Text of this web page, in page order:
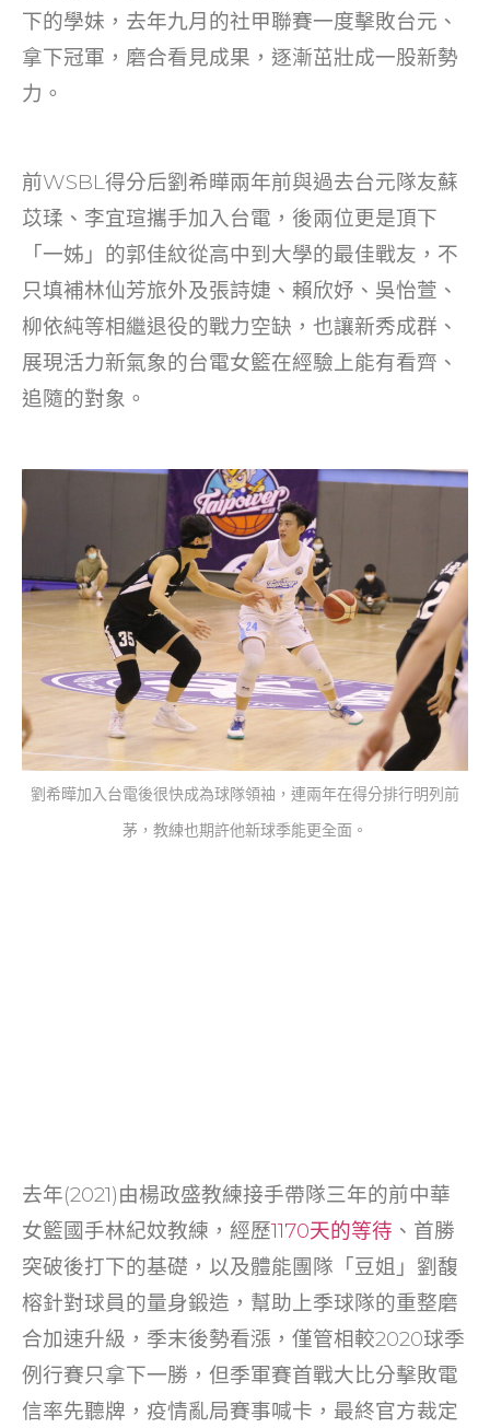
下的學妹，去年九月的社甲聯賽一度擊敗台元、
拿下冠軍，磨合看見成果，逐漸茁壯成一股新勢
力。
前WSBL得分后劉希曄兩年前與過去台元隊友蘇
苡瑈、李宜瑄攜手加入台電，後兩位更是頂下
「一姊」的郭佳紋從高中到大學的最佳戰友，不
只填補林仙芳旅外及張詩婕、賴欣妤、吳怡萱、
柳依純等相繼退役的戰力空缺，也讓新秀成群、
展現活力新氣象的台電女籃在經驗上能有看齊、
追隨的對象。
劉希曄加入台電後很快成為球隊領袖，連兩年在得分排行明列前
茅，教練也期許他新球季能更全面。
去年(2021)由楊政盛教練接手帶隊三年的前中華
女籃國手林紀妏教練，經歷1170天的等待 、首勝
突破後打下的基礎，以及體能團隊「豆姐」劉馥
榕針對球員的量身鍛造，幫助上季球隊的重整磨
合加速升級，季末後勢看漲，僅管相較2020球季
例行賽只拿下一勝，但季軍賽首戰大比分擊敗電
信率先聽牌，疫情亂局賽事喊卡，最終官方裁定